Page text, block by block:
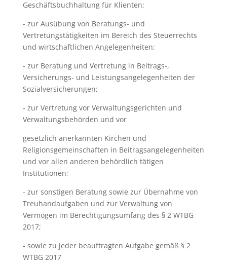
Geschäftsbuchhaltung für Klienten;
- zur Ausübung von Beratungs- und
Vertretungstätigkeiten im Bereich des Steuerrechts
und wirtschaftlichen Angelegenheiten;
- zur Beratung und Vertretung in Beitrags-,
Versicherungs- und Leistungsangelegenheiten der
Sozialversicherungen;
- zur Vertretung vor Verwaltungsgerichten und
Verwaltungsbehörden und vor
gesetzlich anerkannten Kirchen und
Religionsgemeinschaften in Beitragsangelegenheiten
und vor allen anderen behördlich tätigen
Institutionen;
- zur sonstigen Beratung sowie zur Übernahme von
Treuhandaufgaben und zur Verwaltung von
Vermögen im Berechtigungsumfang des § 2 WTBG
2017;
- sowie zu jeder beauftragten Aufgabe gemäß § 2
WTBG 2017